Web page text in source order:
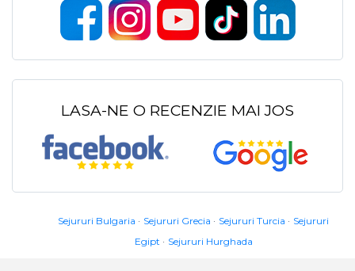
LASA-NE O RECENZIE MAI JOS
Sejururi Bulgaria Sejururi Grecia Sejururi Turcia
Sejururi
Egipt
Sejururi Hurghada